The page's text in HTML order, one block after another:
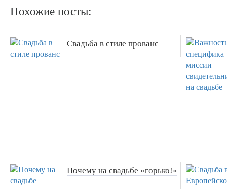
Похожие посты:
Свадьба в стиле прованс
Почему на свадьбе «горько!»